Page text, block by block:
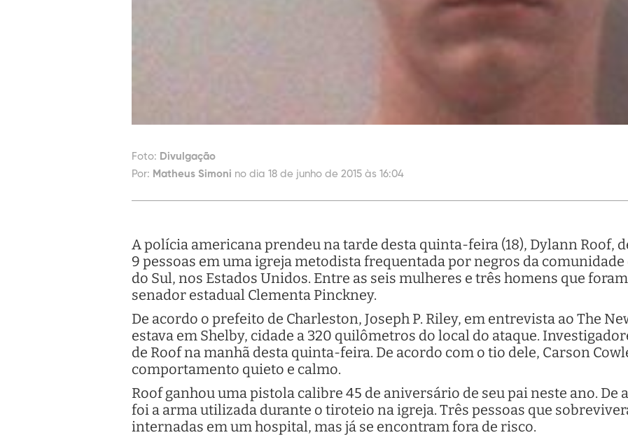
Foto: Divulgação
Por: Matheus Simoni no dia 18 de junho de 2015 às 16:04
A polícia americana prendeu na tarde desta quinta-feira (18), Dylann Roof,
9 pessoas em uma igreja metodista frequentada por negros da
do Sul, nos Estados Unidos. Entre as seis mulheres e três homens que
senador estadual Clementa Pinckney.
De acordo o prefeito de Charleston, Joseph P. Riley, em entrevista ao The
estava em Shelby, cidade a 320 quilômetros do local do ataque.
de Roof na manhã desta quinta-feira. De acordo com o tio dele, Carson
comportamento quieto e calmo.
Roof ganhou uma pistola calibre 45 de aniversário de seu pai neste ano. De
foi a arma utilizada durante o tiroteio na igreja. Três pessoas que
internadas em um hospital, mas já se encontram fora de risco.